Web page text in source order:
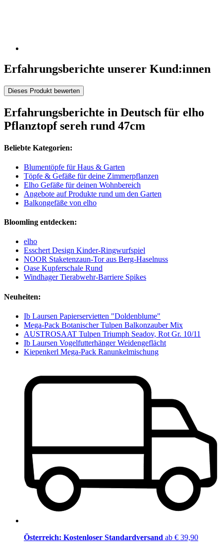
Erfahrungsberichte unserer Kund:innen
Dieses Produkt bewerten
Erfahrungsberichte in Deutsch für elho
Pflanztopf sereh rund 47cm
Beliebte Kategorien:
Blumentöpfe für Haus & Garten
Töpfe & Gefäße für deine Zimmerpflanzen
Elho Gefäße für deinen Wohnbereich
Angebote auf Produkte rund um den Garten
Balkongefäße von elho
Bloomling entdecken:
elho
Esschert Design Kinder-Ringwurfspiel
NOOR Staketenzaun-Tor aus Berg-Haselnuss
Oase Kupferschale Rund
Windhager Tierabwehr-Barriere Spikes
Neuheiten:
Ib Laursen Papierservietten "Doldenblume"
Mega-Pack Botanischer Tulpen Balkonzauber Mix
AUSTROSAAT Tulpen Triumph Seadov, Rot Gr. 10/11
Ib Laursen Vogelfutterhänger Weidengeflächt
Kiepenkerl Mega-Pack Ranunkelmischung
Österreich: Kostenloser Standardversand ab € 39,90